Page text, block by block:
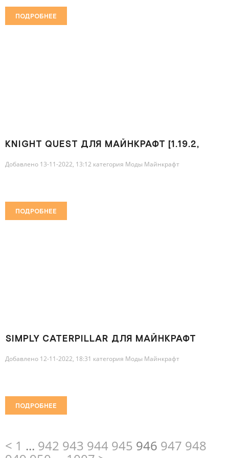
ПОДРОБНЕЕ
KNIGHT QUEST ДЛЯ МАЙНКРАФТ [1.19.2,
Добавлено 13-11-2022, 13:12 категория Моды Майнкрафт
ПОДРОБНЕЕ
SIMPLY CATERPILLAR ДЛЯ МАЙНКРАФТ
Добавлено 12-11-2022, 18:31 категория Моды Майнкрафт
ПОДРОБНЕЕ
< 1 ... 942 943 944 945 946 947 948